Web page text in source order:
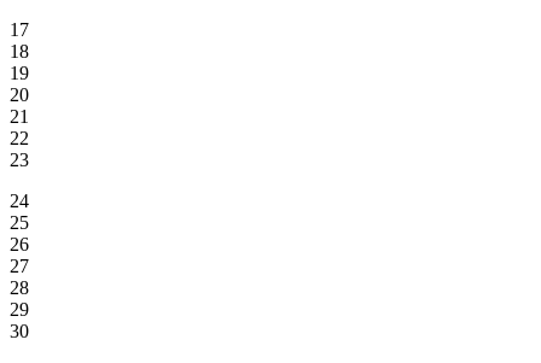
17
18
19
20
21
22
23
24
25
26
27
28
29
30